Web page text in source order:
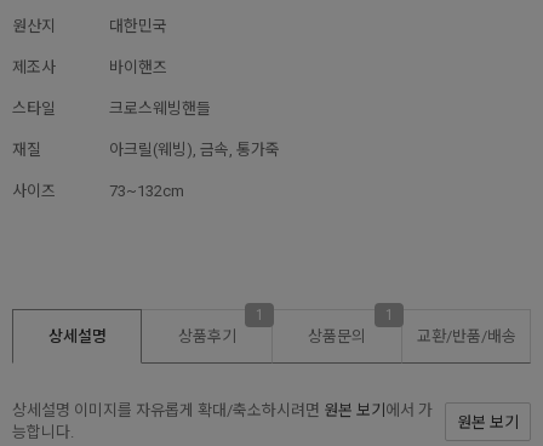
원산지 대한민국
제조사 바이핸즈
스타일 크로스웨빙핸들
재질 아크릴(웨빙), 금속, 통가죽
사이즈 73~132cm
상세설명 상품후기
1
상품문의
1
교환/반품/배송
상세설명 이미지를 자유롭게 확대/축소하시려면 원본 보기 에서 가
능합니다.
원본 보기